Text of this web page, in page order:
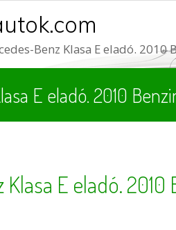
Benz Klasa E eladó. 2010
E eladó. 2010
E eladó. 2010